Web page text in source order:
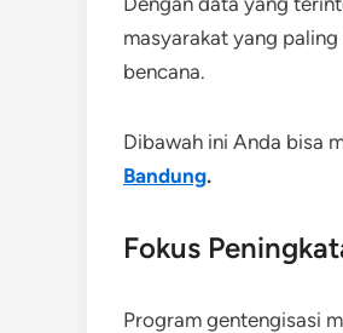
masyarakat yang
bencana.
Dibawah ini Anda bisa
Bandung.
Fokus
Program gentengisasi